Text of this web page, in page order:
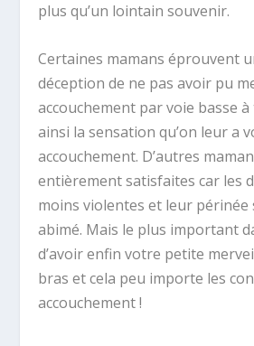
plus qu’un lointain souvenir.
Certaines mamans éprouvent
déception de ne pas avoir pu
accouchement par voie basse
ainsi la sensation qu’on leur a
accouchement. D’autres
entièrement satisfaites car les
moins violentes et leur périnée
abimé. Mais le plus important
d’avoir enfin votre petite
bras et cela peu importe les
accouchement !